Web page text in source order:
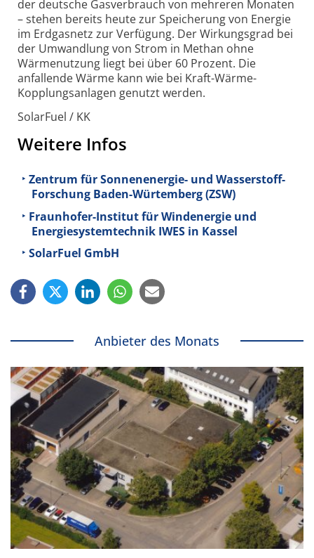
der deutsche Gasverbrauch von mehreren Monaten
– stehen bereits heute zur Speicherung von Energie
im Erdgasnetz zur Verfügung. Der Wirkungsgrad bei
der Umwandlung von Strom in Methan ohne
Wärmenutzung liegt bei über 60 Prozent. Die
anfallende Wärme kann wie bei Kraft-Wärme-
Kopplungsanlagen genutzt werden.
SolarFuel / KK
Weitere Infos
Zentrum für Sonnenenergie- und Wasserstoff-
Forschung Baden-Würtemberg (ZSW)
Fraunhofer-Institut für Windenergie und
Energiesystemtechnik IWES in Kassel
SolarFuel GmbH
Anbieter des Monats